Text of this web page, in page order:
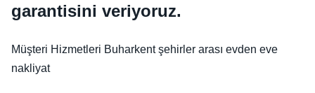
garantisini veriyoruz.
Müşteri Hizmetleri Buharkent şehirler arası evden eve
nakliyat